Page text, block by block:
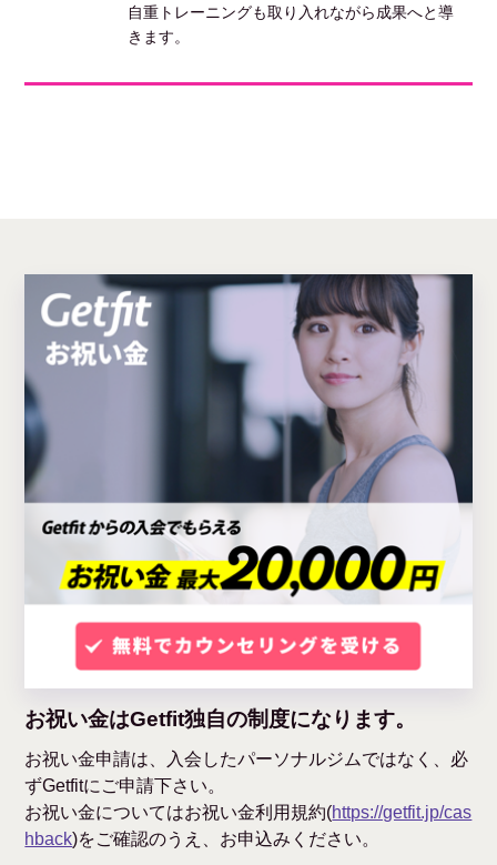
自重トレーニングも取り入れながら成果へと導
きます。
お祝い金はGetfit独自の制度になります。
お祝い金申請は、入会したパーソナルジムではなく、必
ずGetfitにご申請下さい。
お祝い金についてはお祝い金利用規約(https://getfit.jp/cas
hback)をご確認のうえ、お申込みください。